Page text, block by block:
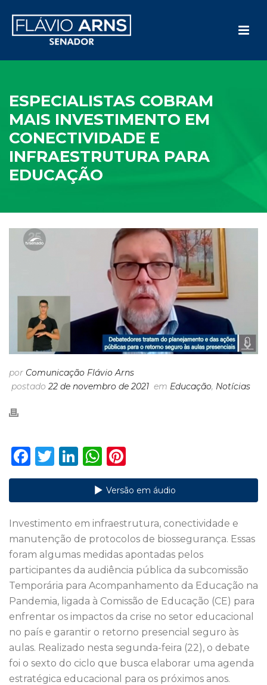
ESPECIALISTAS COBRAM
MAIS INVESTIMENTO EM
CONECTIVIDADE E
INFRAESTRUTURA PARA
EDUCAÇÃO
por Comunicação Flávio Arns
postado 22 de novembro de 2021 em Educação, Notícias
F
a
e
b
o
o
k
T
w
r
Li
n
dI
n
W
h
a
ts
A
p
p
n
te
st
Versão em áudio
Investimento em infraestrutura, conectividade e
manutenção de protocolos de biossegurança. Essas
foram algumas medidas apontadas pelos
participantes da audiência pública da subcomissão
Temporária para Acompanhamento da Educação na
Pandemia, ligada à Comissão de Educação (CE) para
enfrentar os impactos da crise no setor educacional
no país e garantir o retorno presencial seguro às
aulas. Realizado nesta segunda-feira (22), o debate
foi o sexto do ciclo que busca elaborar uma agenda
estratégica educacional para os próximos anos.